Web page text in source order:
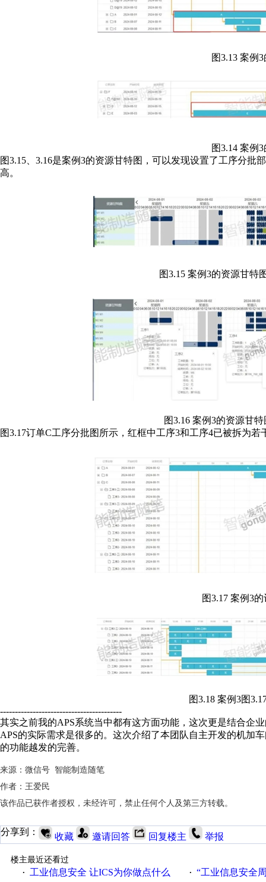
图3.13 案例
图3.14 案例
图3.15、3.16是案例3的资源甘特图，可以发现设置了工序分批
高。
图3.15 案例3的资源甘特
图3.16 案例3的资源甘
图3.17订单C工序分批图所示，红框中工序3和工序4已被拆为
图3.17 案例3
图3.18 案例3图
-----------------------------------------
其实之前我的APS系统当中都有这方面功能，这次更是结合企
APS的实际需求是很多的。这次介绍了本团队自主开发的机加
的功能越发的完善。
来源：微信号 智能制造随笔
作者：王爱民
该作品已获作者授权，未经许可，禁止任何个人及第三方转载。
分享到： 收藏 邀请回答 回复楼主 举报
楼主最近还看过
·
工业信息安全 让ICS为你做点什么 · “工业信息安全周之我见”